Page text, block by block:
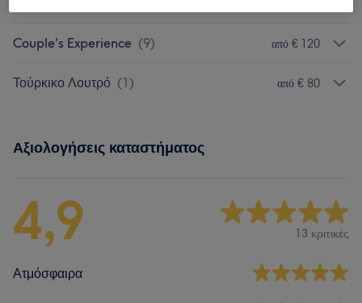
Couple's Experience (9) από € 120
Τούρκικο Λουτρό (1) από € 80
Αξιολογήσεις καταστήματος
4,9 13 κριτικές
Ατμόσφαιρα